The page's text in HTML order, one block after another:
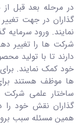
در مرحله بعد قبل
گذاران در جهت
نمایند. ورود
شرکت ها را تغییر
دارند تا با تولید
خود کمک نمایند.
ها موظف هستند
ساختار علمی شرکت
گذاران نقش خود را
همین مسئله سبب